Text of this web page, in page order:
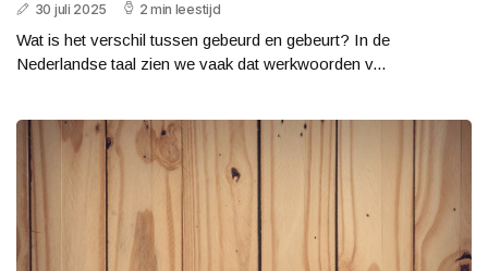
30 juli 2025 2 min leestijd
Wat is het verschil tussen gebeurd en gebeurt? In de
Nederlandse taal zien we vaak dat werkwoorden v...